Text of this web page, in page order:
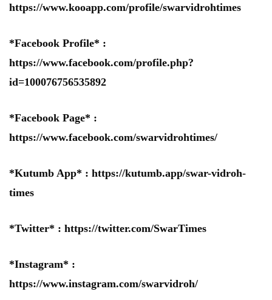
https://www.kooapp.com/profile/swarvidrohtimes
*Facebook Profile* :
https://www.facebook.com/profile.php?
id=100076756535892
*Facebook Page* :
https://www.facebook.com/swarvidrohtimes/
*Kutumb App* : https://kutumb.app/swar-vidroh-
times
*Twitter* : https://twitter.com/SwarTimes
*Instagram* :
https://www.instagram.com/swarvidroh/